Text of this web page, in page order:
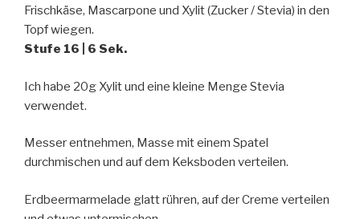
Frischkäse, Mascarpone und Xylit (Zucker / Stevia) in den
Topf wiegen.
Stufe 16 | 6 Sek.
Ich habe 20g Xylit und eine kleine Menge Stevia
verwendet.
Messer entnehmen, Masse mit einem Spatel
durchmischen und auf dem Keksboden verteilen.
Erdbeermarmelade glatt rühren, auf der Creme verteilen